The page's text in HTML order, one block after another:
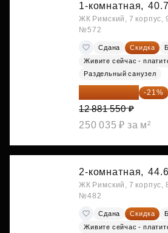
1-комнатная,
ЖК Римский, 7 корпус,
№572
Сдана Скидка
Живите сейчас -
Раздельный санузел
10 176 425 ₽ -21%
12 881 550 ₽
250 035 ₽ за м²
2-комнатная,
ЖК Римский, 7 корпус,
№482
Сдана Скидка
Живите сейчас -